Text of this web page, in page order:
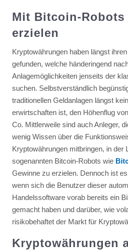
Mit Bitcoin-Robots
erzielen
Kryptowährungen haben längst
gefunden, welche händeringend
Anlagemöglichkeiten jenseits der
suchen. Selbstverständlich
traditionellen Geldanlagen längst
erwirtschaften ist, den Höhenflug
Co. Mittlerweile sind auch Anleger,
wenig Wissen über die
Kryptowährungen mitbringen, in der
sogenannten Bitcoin-Robots wie
Gewinne zu erzielen. Dennoch ist
wenn sich die Benutzer dieser
Handelssoftware vorab bereits ein
gemacht haben und darüber, wie
risikobehaftet der Markt für
Kryptowährungen